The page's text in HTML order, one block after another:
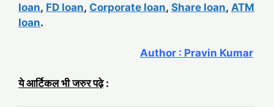
loan, FD loan, Corporate loan, Share loan, ATM
loan.
Author : Pravin Kumar
ये आर्टिकल भी जरुर पढ़े: